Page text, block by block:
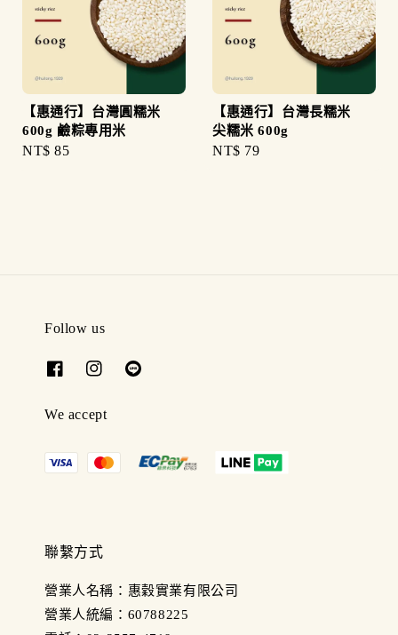
【惠通行】台灣圓糯米
600g 鹼粽專用米
Regular
NT$ 85
【惠通行】台灣長糯米
尖糯米 600g
Regular
NT$ 79
Follow us
We accept
聯繫方式
營業人名稱：惠穀實業有限公司
營業人統編：60788225